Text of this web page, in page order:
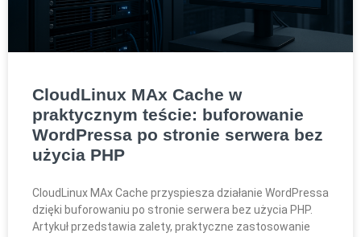
CloudLinux MAx Cache w
praktycznym teście: buforowanie
WordPressa po stronie serwera bez
użycia PHP
CloudLinux MAx Cache przyspiesza działanie WordPressa
dzięki buforowaniu po stronie serwera bez użycia PHP.
Artykuł przedstawia zalety, praktyczne zastosowanie